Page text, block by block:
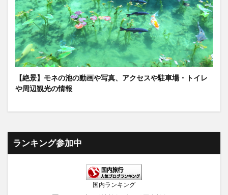
【絶景】モネの池の動画や写真、アクセスや駐車場・トイレ
や周辺観光の情報
ランキング参加中
国内ランキング